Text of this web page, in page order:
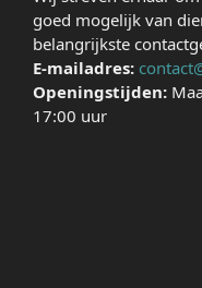
goed mogelijk van
belangrijkste
E-mailadres:
Openingstijden:
17:00 uur